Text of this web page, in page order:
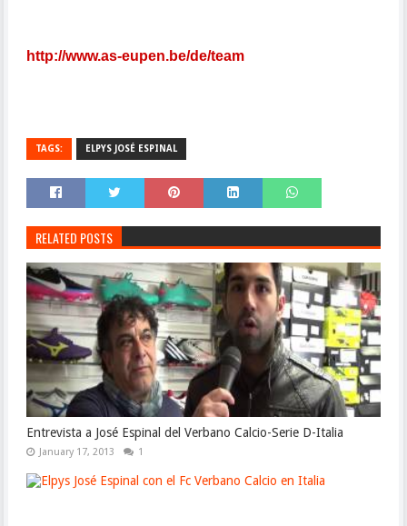
http://www.as-eupen.be/de/team
TAGS: ELPYS JOSÉ ESPINAL
RELATED POSTS
Entrevista a José Espinal del Verbano Calcio-Serie D-Italia
January 17, 2013 1